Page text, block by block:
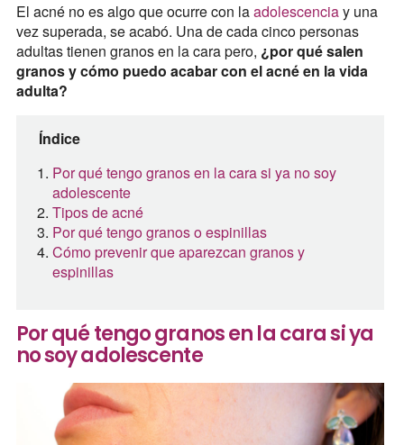
El acné no es algo que ocurre con laadolescenciay una
vez superada, se acabó. Una de cada cinco personas
adultas tienen granos en la cara pero, ¿por qué salen
granos y cómo puedo acabar con el acné en la vida
adulta?
Índice
Por qué tengo granos en la cara si ya no soy
adolescente
Tipos de acné
Por qué tengo granos o espinillas
Cómo prevenir que aparezcan granos y
espinillas
Por qué tengo granos en la cara si ya
no soy adolescente